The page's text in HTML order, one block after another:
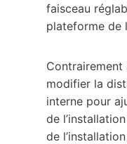
faisceau
plateforme de
Contrairement
modifier la
interne pour
de
de